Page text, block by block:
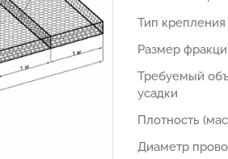
Тип крепления
Размер
Требуемый
усадки
Плотность
Диаметр